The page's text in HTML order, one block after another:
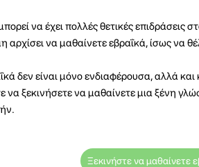
να έχει πολλές θετικές επιδράσεις
αρχίσει να μαθαίνετε εβραΐκά, ίσως να
δεν είναι μόνο ενδιαφέρουσα, αλλά
ξεκινήσετε να μαθαίνετε μια ξένη
Ξεκινήστε να μαθαίνετε